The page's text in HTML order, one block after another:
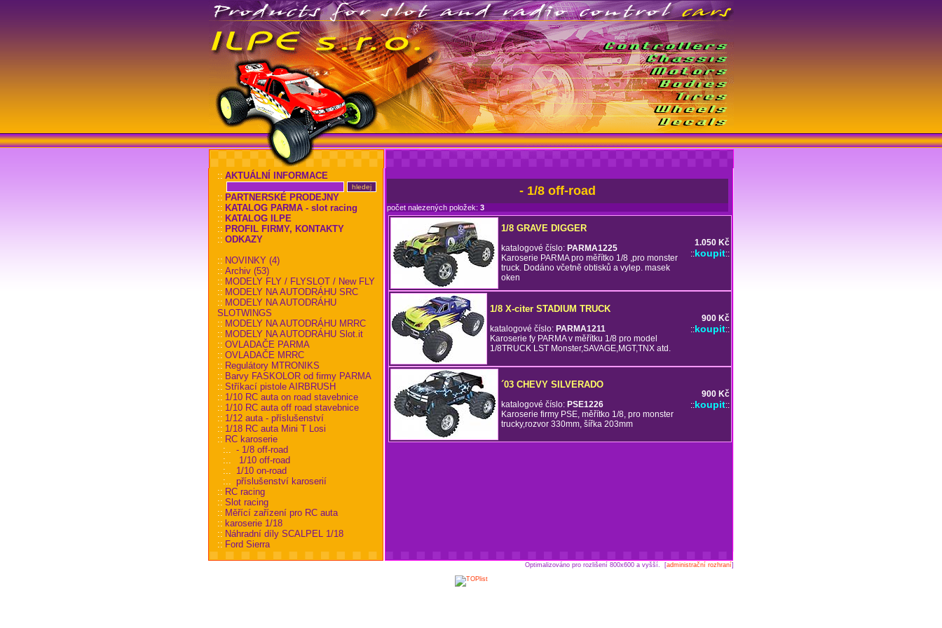
:: AKTUÁLNÍ INFORMACE
:: PARTNERSKÉ PRODEJNY
:: KATALOG PARMA - slot racing
:: KATALOG ILPE
:: PROFIL FIRMY, KONTAKTY
:: ODKAZY
:: NOVINKY (4)
:: Archiv (53)
:: MODELY FLY / FLYSLOT / New FLY
:: MODELY NA AUTODRÁHU SRC
:: MODELY NA AUTODRÁHU
SLOTWINGS
:: MODELY NA AUTODRÁHU MRRC
:: MODELY NA AUTODRÁHU Slot.it
:: OVLADAČE PARMA
:: OVLADAČE MRRC
:: Regulátory MTRONIKS
:: Barvy FASKOLOR od firmy PARMA
:: Stříkací pistole AIRBRUSH
:: 1/10 RC auta on road stavebnice
:: 1/10 RC auta off road stavebnice
:: 1/12 auta - příslušenství
:: 1/18 RC auta Mini T Losi
:: RC karoserie
:.. - 1/8 off-road
:..
1/10 off-road
:.. 1/10 on-road
:.. příslušenství karoserií
:: RC racing
:: Slot racing
:: Měřící zařízení pro RC auta
:: karoserie 1/18
:: Náhradní díly SCALPEL 1/18
:: Ford Sierra
- 1/8 off-road
počet nalezených položek: 3
1/8 GRAVE DIGGER
katalogové číslo: PARMA1225
Karoserie PARMA pro měřítko 1/8 ,pro monster
truck. Dodáno včetně obtisků a vylep. masek
oken
1.050 Kč
::koupit::
1/8 X-citer STADIUM TRUCK
katalogové číslo: PARMA1211
Karoserie fy PARMA v měřítku 1/8 pro model
1/8TRUCK LST Monster,SAVAGE,MGT,TNX atd.
900 Kč
::koupit::
´03 CHEVY SILVERADO
katalogové číslo: PSE1226
Karoserie firmy PSE, měřítko 1/8, pro monster
trucky,rozvor 330mm, šířka 203mm
900 Kč
::koupit::
Optimalizováno pro rozlišení 800x600 a vyšší. [administrační rozhraní]